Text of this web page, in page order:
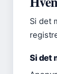
Si det
Si det